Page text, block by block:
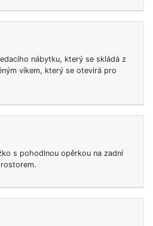
nábytku, který se skládá z
víkem, který se otevírá pro
s pohodlnou opěrkou na zadní